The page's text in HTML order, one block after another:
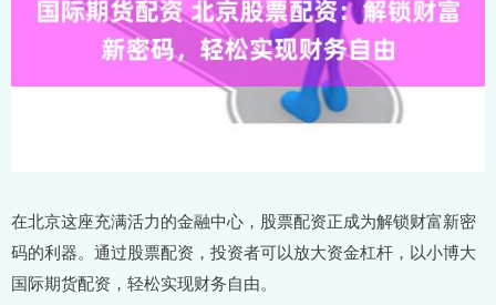
在北京这座充满活力的金融中心，股票配资正成为解锁财富新密
码的利器。通过股票配资，投资者可以放大资金杠杆，以小博大
国际期货配资，轻松实现财务自由。